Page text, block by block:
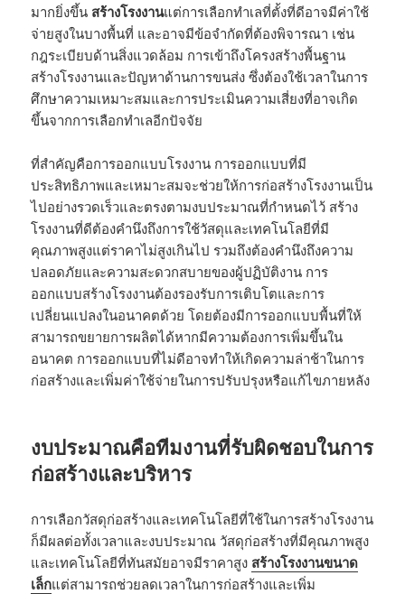
มากยิ่งขึ้น สร้างโรงงานแต่การเลือกทำเลที่ตั้งที่ดีอาจมีค่าใช้
จ่ายสูงในบางพื้นที่ และอาจมีข้อจำกัดที่ต้องพิจารณา เช่น
กฎระเบียบด้านสิ่งแวดล้อม การเข้าถึงโครงสร้างพื้นฐาน
สร้างโรงงานและปัญหาด้านการขนส่ง ซึ่งต้องใช้เวลาในการ
ศึกษาความเหมาะสมและการประเมินความเสี่ยงที่อาจเกิด
ขึ้นจากการเลือกทำเลอีกปัจจัย
ที่สำคัญคือการออกแบบโรงงาน การออกแบบที่มี
ประสิทธิภาพและเหมาะสมจะช่วยให้การก่อสร้างโรงงานเป็น
ไปอย่างรวดเร็วและตรงตามงบประมาณที่กำหนดไว้ สร้าง
โรงงานที่ดีต้องคำนึงถึงการใช้วัสดุและเทคโนโลยีที่มี
คุณภาพสูงแต่ราคาไม่สูงเกินไป รวมถึงต้องคำนึงถึงความ
ปลอดภัยและความสะดวกสบายของผู้ปฏิบัติงาน การ
ออกแบบสร้างโรงงานต้องรองรับการเติบโตและการ
เปลี่ยนแปลงในอนาคตด้วย โดยต้องมีการออกแบบพื้นที่ให้
สามารถขยายการผลิตได้หากมีความต้องการเพิ่มขึ้นใน
อนาคต การออกแบบที่ไม่ดีอาจทำให้เกิดความล่าช้าในการ
ก่อสร้างและเพิ่มค่าใช้จ่ายในการปรับปรุงหรือแก้ไขภายหลัง
งบประมาณคือทีมงานที่รับผิดชอบในการ
ก่อสร้างและบริหาร
การเลือกวัสดุก่อสร้างและเทคโนโลยีที่ใช้ในการสร้างโรงงาน
ก็มีผลต่อทั้งเวลาและงบประมาณ วัสดุก่อสร้างที่มีคุณภาพสูง
และเทคโนโลยีที่ทันสมัยอาจมีราคาสูง สร้างโรงงานขนาด
เล็กแต่สามารถช่วยลดเวลาในการก่อสร้างและเพิ่ม